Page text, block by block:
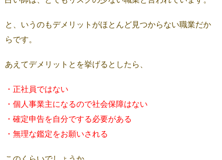
と、いうのもデメリットがほとんど見つからない職業だか
らです。
あえてデメリットとを挙げるとしたら、
・正社員ではない
・個人事業主になるので社会保障はない
・確定申告を自分でする必要がある
・無理な鑑定をお願いされる